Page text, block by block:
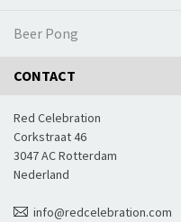
Beer Pong
CONTACT
Red Celebration
Corkstraat 46
3047 AC Rotterdam
Nederland
info@redcelebration.com